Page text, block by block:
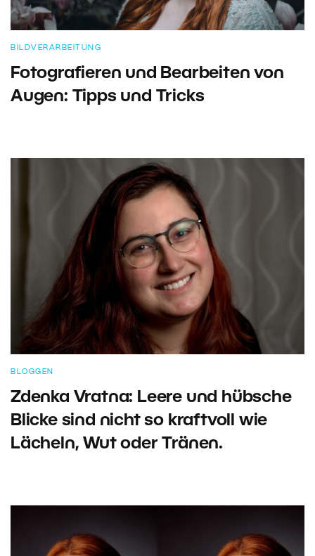
BILDVERARBEITUNG
Fotografieren und Bearbeiten von
Augen: Tipps und Tricks
BLOGGEN
Zdenka Vratna: Leere und hübsche
Blicke sind nicht so kraftvoll wie
Lächeln, Wut oder Tränen.